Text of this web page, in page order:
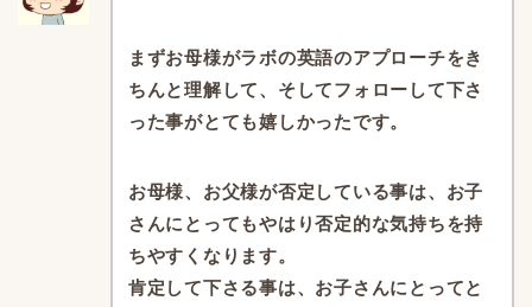
まずお母様がラボの英語のアプローチをき
ちんと理解して、 そしてフォローして下さ
った事がとても嬉しかったです。
お母様、お父様が否定している事は、 お子
さんにとってもやはり否定的な気持ちを持
ちやすくなります。
肯定して下さる事は、 お子さんにとってと